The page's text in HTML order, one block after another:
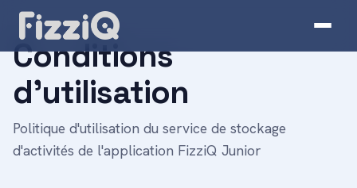
Conditions
d'utilisation
Politique d'utilisation du service de stockage
d'activités de l'application FizziQ Junior